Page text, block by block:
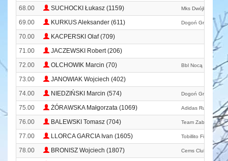
68.00
SUCHOCKI Łukasz (1159) Mks Dwójka`
69.00 KURKUS Aleksander (611) Dogoń Grodzisk
70.00
KACPERSKI Olaf (709)
71.00
JACZEWSKI Robert (206)
72.00
OLCHOWIK Marcin (70) Bbl Nocą
73.00
JANOWIAK Wojciech (402)
74.00
NIEDZIŃSKI Marcin (574) Dogoń Grodzisk
75.00 ŻÓRAWSKA Małgorzata (1069) Adidas Runners
76.00 BALEWSKI Tomasz (704) Team Zabieganedni
77.00 LLORCA GARCIA Ivan (1605) Tobillito Fino
78.00 BRONISZ Wojciech (1807) Cems Club